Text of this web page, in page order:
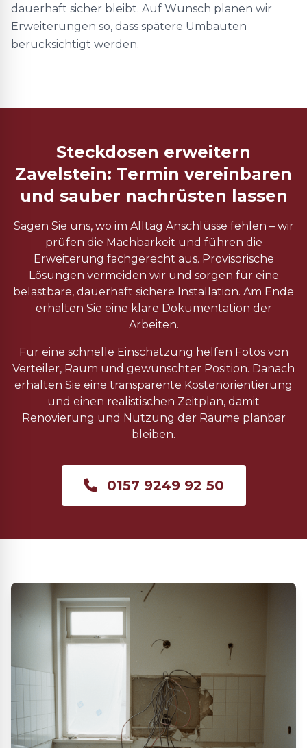
dauerhaft sicher bleibt. Auf Wunsch planen wir
Erweiterungen so, dass spätere Umbauten
berücksichtigt werden.
Steckdosen erweitern
Zavelstein: Termin vereinbaren
und sauber nachrüsten lassen
Sagen Sie uns, wo im Alltag Anschlüsse fehlen – wir
prüfen die Machbarkeit und führen die
Erweiterung fachgerecht aus. Provisorische
Lösungen vermeiden wir und sorgen für eine
belastbare, dauerhaft sichere Installation. Am Ende
erhalten Sie eine klare Dokumentation der
Arbeiten.
Für eine schnelle Einschätzung helfen Fotos von
Verteiler, Raum und gewünschter Position. Danach
erhalten Sie eine transparente Kostenorientierung
und einen realistischen Zeitplan, damit
Renovierung und Nutzung der Räume planbar
bleiben.
0157 9249 92 50